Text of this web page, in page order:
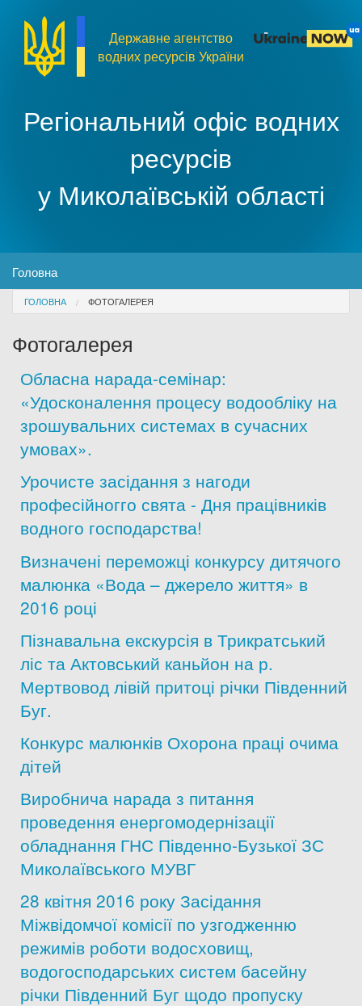
Регіональний офіс водних
ресурсів
у Миколаївській області
Державне агентство
водних ресурсів України
MENU
Головна
Про організацію
Доступ до публічної інформації
Дозвіл на спеціальне водокористування
Платні послуги
You are here
ГОЛОВНА ФОТОГАЛЕРЕЯ
Фотогалерея
Обласна нарада-семінар:
«Удосконалення процесу водообліку на
зрошувальних системах в сучасних
умовах».
Урочисте засідання з нагоди
професійногго свята - Дня працівників
водного господарства!
Визначені переможці конкурсу дитячого
малюнка «Вода – джерело життя» в
2016 році
Пізнавальна екскурсія в Трикратський
ліс та Актовський каньйон на р.
Мертвовод лівій притоці річки Південний
Буг.
Конкурс малюнків Охорона праці очима
дітей
Виробнича нарада з питання
проведення енергомодернізації
обладнання ГНС Південно-Бузької ЗС
Миколаївського МУВГ
28 квітня 2016 року Засідання
Міжвідомчої комісії по узгодженню
режимів роботи водосховищ,
водогосподарських систем басейну
річки Південний Буг щодо пропуску